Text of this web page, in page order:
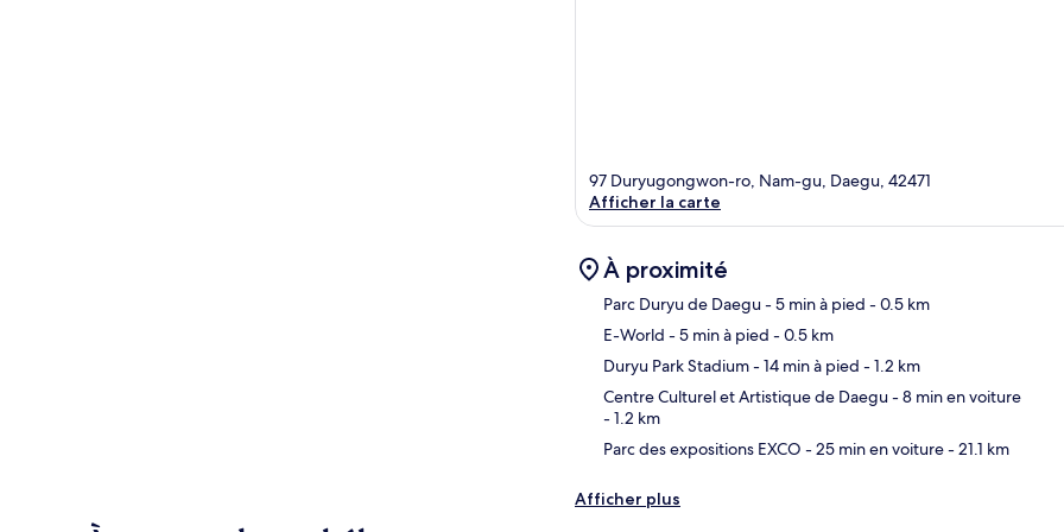
97 Duryugongwon-ro, Nam-gu, Daegu, 42471
Afficher la carte
À proximité
Parc Duryu de Daegu- 5 min à pied - 0.5 km
E-World - 5 min à pied - 0.5 km
Duryu Park Stadium- 14 min à pied - 1.2 km
Centre Culturel et Artistique de Daegu- 8 min en voiture
- 1.2 km
Parc des expositions EXCO - 25 min en voiture- 21.1 km
Afficher plus